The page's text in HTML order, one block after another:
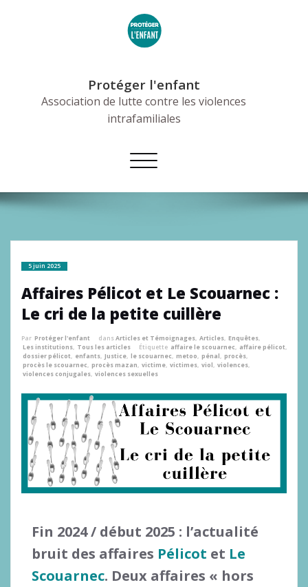
Protéger l'enfant
Association de lutte contre les violences
intrafamiliales
Afficher/masquer
la
5 juin 2025
Affaires Pélicot et Le Scouarnec :
Le cri de la petite cuillère
Par Protéger l'enfant dansArticles et Témoignages, Articles, Enquêtes,
Les institutions, Tous les articles Étiquette affaire le scouarnec, affaire pélicot,
dossier pélicot, enfants, Justice, le scouarnec, metoo, pénal, procès,
procès le scouarnec, procès mazan, victime, victimes, viol, violences,
violences conjugales, violences sexuelles
Fin 2024 / début 2025 : l’actualité
bruit des affaires Pélicot et Le
Scouarnec. Deux affaires « hors